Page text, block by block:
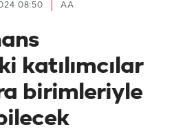
AA
08:50
katılımcılar
birimleriyle